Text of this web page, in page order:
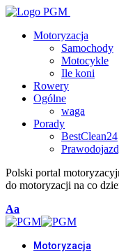
Motoryzacja
Samochody
Motocykle
Ile koni
Rowery
Ogólne
waga
Porady
BestClean24
Polski portal
do motoryzacji na co
Font
Resizer
Aa
Motoryzacja